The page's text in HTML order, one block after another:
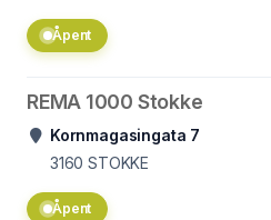
Åpent
REMA 1000 Stokke
Kornmagasingata 7
3160 STOKKE
Åpent